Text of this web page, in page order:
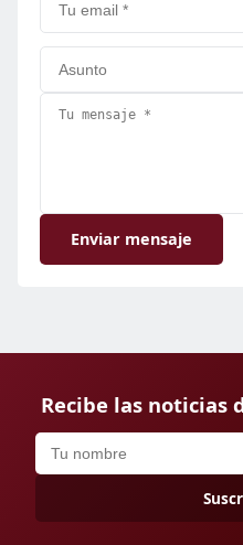
Enviar mensaje
Recibe las noticias